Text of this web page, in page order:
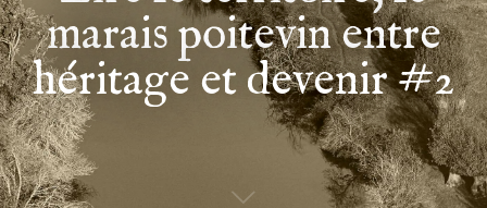
marais poitevin entre
héritage et devenir #2